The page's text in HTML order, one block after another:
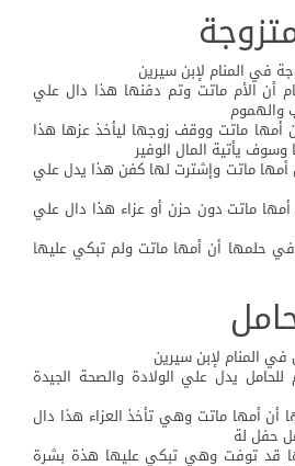
في المنام لإبن سيرين
أن الأم ماتت وتم دفنها هذا دال علي
والهموم
أمها ماتت ووقف زوجها ليأخذ عزها هذا
يأتية المال الوفير
أمها ماتت وإشترت لها كفن هذا يدل علي
أمها ماتت دون حزن أو عزاء هذا دال علي
في حلمها أن أمها ماتت ولم تبكي عليها
المنام لإبن سيرين
يدل علي الولادة والصحة الجيدة
أن أمها ماتت وهي تأخذ العزاء هذا دال
حفل لة
قد توفت وهي تبكي عليها هذة بشرة